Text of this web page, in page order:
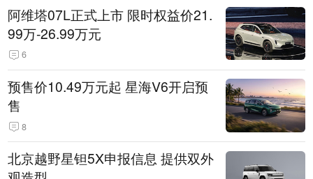
阿维塔07L正式上市 限时权益价21.
99万-26.99万元
6
预售价10.49万元起 星海V6开启预
售
8
北京越野星钽5X申报信息 提供双外